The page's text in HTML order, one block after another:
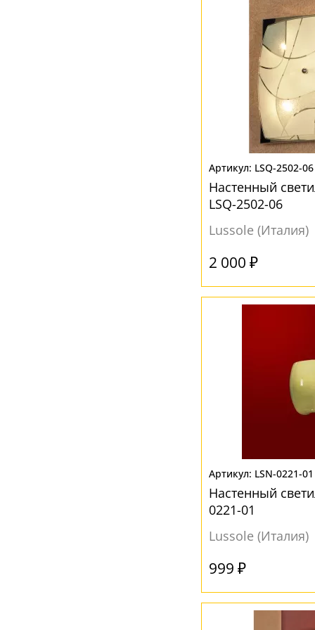
LSQ-2502-06
Настенный
LSQ-2502-06
Lussole (Италия)
2 000 ₽
LSN-0221-01
Настенный
0221-01
Lussole (Италия)
999 ₽